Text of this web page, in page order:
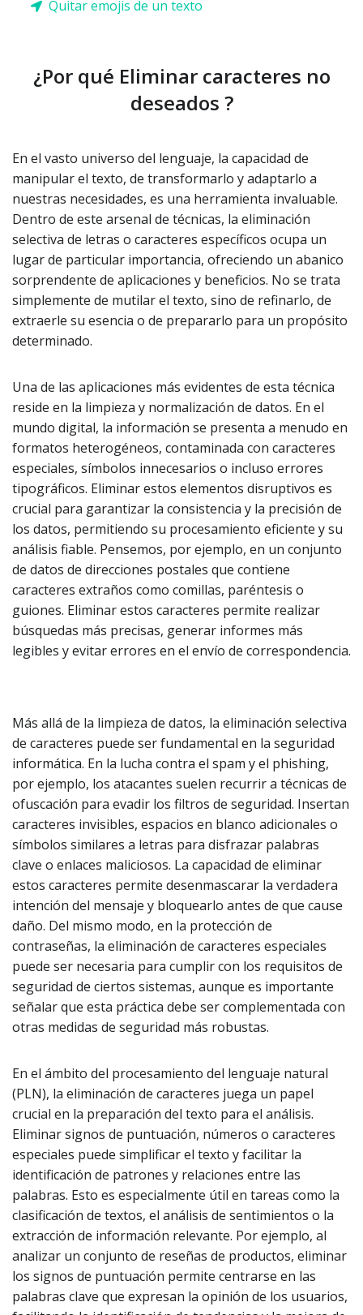
Quitar emojis de un texto
¿Por qué Eliminar caracteres no
deseados ?
En el vasto universo del lenguaje, la capacidad de
manipular el texto, de transformarlo y adaptarlo a
nuestras necesidades, es una herramienta invaluable.
Dentro de este arsenal de técnicas, la eliminación
selectiva de letras o caracteres específicos ocupa un
lugar de particular importancia, ofreciendo un abanico
sorprendente de aplicaciones y beneficios. No se trata
simplemente de mutilar el texto, sino de refinarlo, de
extraerle su esencia o de prepararlo para un propósito
determinado.
Una de las aplicaciones más evidentes de esta técnica
reside en la limpieza y normalización de datos. En el
mundo digital, la información se presenta a menudo en
formatos heterogéneos, contaminada con caracteres
especiales, símbolos innecesarios o incluso errores
tipográficos. Eliminar estos elementos disruptivos es
crucial para garantizar la consistencia y la precisión de
los datos, permitiendo su procesamiento eficiente y su
análisis fiable. Pensemos, por ejemplo, en un conjunto
de datos de direcciones postales que contiene
caracteres extraños como comillas, paréntesis o
guiones. Eliminar estos caracteres permite realizar
búsquedas más precisas, generar informes más
legibles y evitar errores en el envío de correspondencia.
Más allá de la limpieza de datos, la eliminación selectiva
de caracteres puede ser fundamental en la seguridad
informática. En la lucha contra el spam y el phishing,
por ejemplo, los atacantes suelen recurrir a técnicas de
ofuscación para evadir los filtros de seguridad. Insertan
caracteres invisibles, espacios en blanco adicionales o
símbolos similares a letras para disfrazar palabras
clave o enlaces maliciosos. La capacidad de eliminar
estos caracteres permite desenmascarar la verdadera
intención del mensaje y bloquearlo antes de que cause
daño. Del mismo modo, en la protección de
contraseñas, la eliminación de caracteres especiales
puede ser necesaria para cumplir con los requisitos de
seguridad de ciertos sistemas, aunque es importante
señalar que esta práctica debe ser complementada con
otras medidas de seguridad más robustas.
En el ámbito del procesamiento del lenguaje natural
(PLN), la eliminación de caracteres juega un papel
crucial en la preparación del texto para el análisis.
Eliminar signos de puntuación, números o caracteres
especiales puede simplificar el texto y facilitar la
identificación de patrones y relaciones entre las
palabras. Esto es especialmente útil en tareas como la
clasificación de textos, el análisis de sentimientos o la
extracción de información relevante. Por ejemplo, al
analizar un conjunto de reseñas de productos, eliminar
los signos de puntuación permite centrarse en las
palabras clave que expresan la opinión de los usuarios,